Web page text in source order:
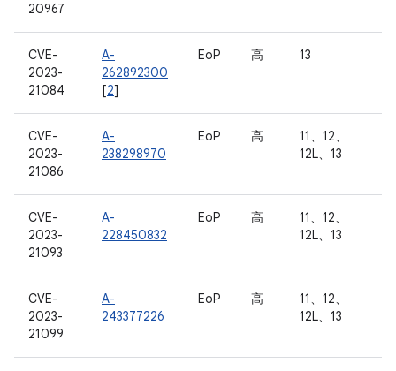
20967
CVE-
2023-
21084
A-
262892300
[2]
EoP 高 13
CVE-
2023-
21086
A-
238298970
EoP 高
11、12、
12L、13
CVE-
2023-
21093
A-
228450832
EoP 高
11、12、
12L、13
CVE-
2023-
21099
A-
243377226
EoP 高
11、12、
12L、13